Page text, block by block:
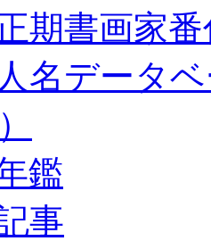
期書画家
名データ
鑑
事